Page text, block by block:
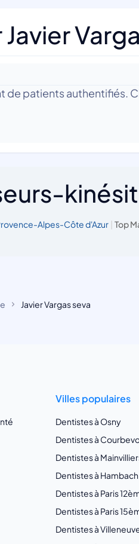
de patients authentifiés.
Alpes-Côte d'Azur | Top
Javier Vargas seva
Villes populaires
Dentistes à Osny
Dentistes à
Dentistes à
Dentistes à Hambach
Dentistes à Paris
Dentistes à Paris
Dentistes à